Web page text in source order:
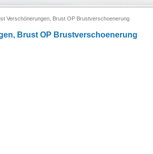
Verschönerungen, Brust OP Brustverschoenerung
Brust OP Brustverschoenerung